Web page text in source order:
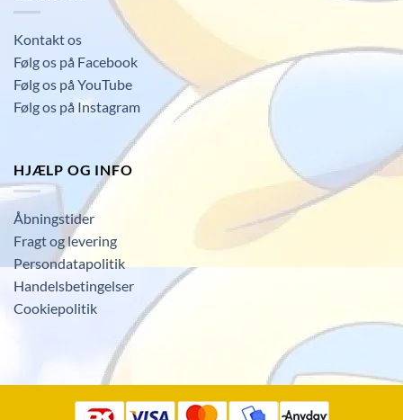
Kontakt os
Følg os på Facebook
Følg os på YouTube
Følg os på Instagram
HJÆLP OG INFO
Åbningstider
Fragt og levering
Persondatapolitik
Handelsbetingelser
Cookiepolitik